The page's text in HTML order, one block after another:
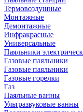
Термовоздушные
Монтажные
Демонтажные
Инфракрасные
Универсальные
Паяльники
Газовые паяльники
Газовые паяльники
Газовые горелки
Газ
Паяльные ванны
Ультразвуковые ванны